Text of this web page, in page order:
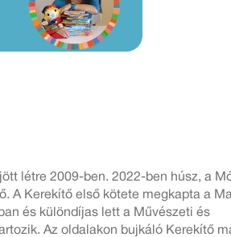
létre 2009-ben. 2022-ben húsz, a
A Kerekítő első kötete megkapta a
és különdíjas lett a Művészeti és
Az oldalakon bujkáló Kerekítő